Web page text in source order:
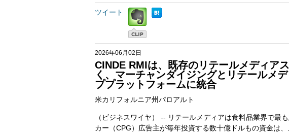
ツイート
2026年06月02日
CINDE RMIは、既存のリテールメディア
く、マーチャンダイジングとリテールメ
ププラットフォームに統合
米カリフォルニア州パロアルト
（ビジネスワイヤ） -- リテールメディアは食料品業界で最
カー（CPG）広告主が毎年投資する数十億ドルもの資金は